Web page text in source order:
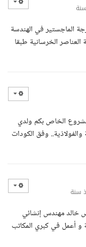
الماجستير في الهندسة
الخرسانية طبقا
الخاص بكم ولدي
وفق الكودات
سنة
خالد مهندس إنشائي
أعمل في كبري المكاتب